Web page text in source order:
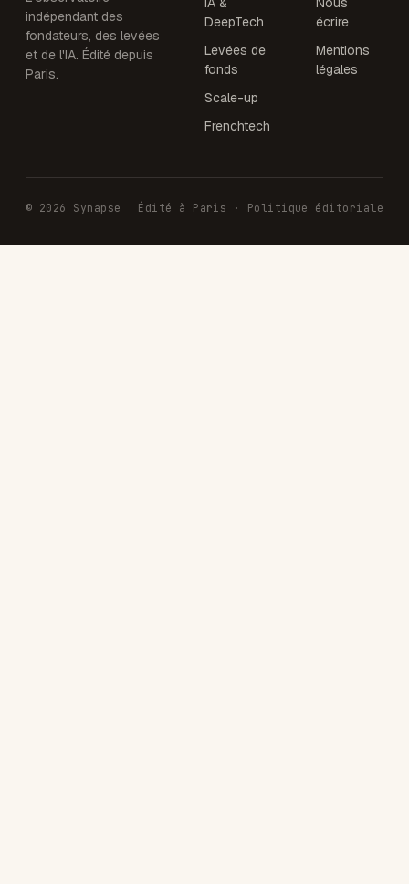
indépendant des
fondateurs, des levées
et de l'IA. Édité depuis
Paris.
DeepTech
Levées de
fonds
Scale-up
Frenchtech
écrire
Mentions
légales
© 2026 Synapse Édité à Paris · Politique éditoriale